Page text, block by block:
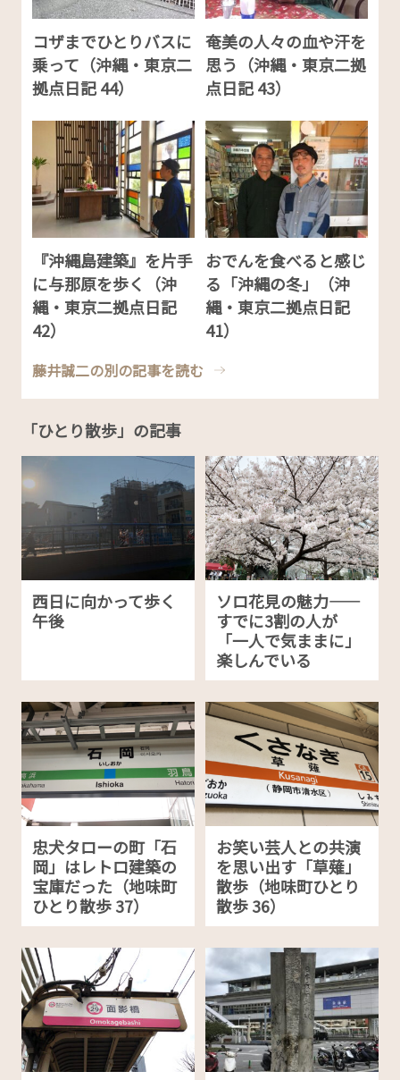
コザまでひとりバスに
乗って（沖縄・東京二
拠点日記 44）
奄美の人々の血や汗を
思う（沖縄・東京二拠
点日記 43）
『沖縄島建築』を片手
に与那原を歩く（沖
縄・東京二拠点日記
42）
おでんを食べると感じ
る「沖縄の冬」（沖
縄・東京二拠点日記
41）
藤井誠二の別の記事を読む
「ひとり散歩」の記事
西日に向かって歩く
午後
ソロ花見の魅力——
すでに3割の人が
「一人で気ままに」
楽しんでいる
忠犬タローの町「石
岡」はレトロ建築の
宝庫だった（地味町
ひとり散歩 37）
お笑い芸人との共演
を思い出す「草薙」
散歩（地味町ひとり
散歩 36）